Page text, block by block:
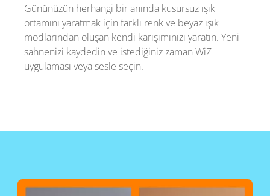
Gününüzün herhangi bir anında kusursuz ışık
ortamını yaratmak için farklı renk ve beyaz ışık
modlarından oluşan kendi karışımınızı yaratın. Yeni
sahnenizi kaydedin ve istediğiniz zaman WiZ
uygulaması veya sesle seçin.